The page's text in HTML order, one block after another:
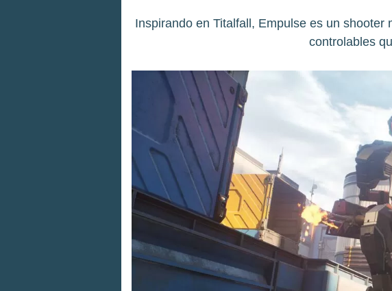
Inspirando en Titalfall, Empulse es un
controlables